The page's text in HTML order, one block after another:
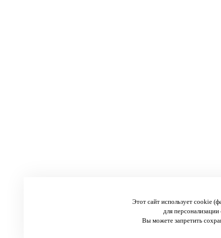
Этот сайт использует cookie
для персонализации
Вы можете запретить